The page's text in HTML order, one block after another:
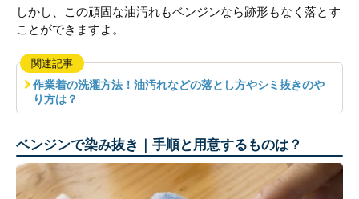
しかし、この頑固な油汚れもベンジンなら跡形もなく落とす
ことができますよ。
関連記事
作業着の洗濯方法！油汚れなどの落とし方やシミ抜きのや
り方は？
ベンジンで染み抜き｜手順と用意するものは？